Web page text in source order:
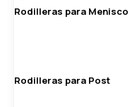
Rodilleras para Menisco
Rodilleras para Post